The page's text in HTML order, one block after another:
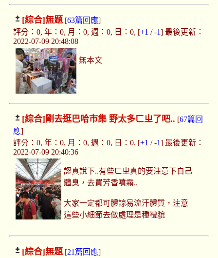
[綜合]無題[63篇回應]
評分：0, 年：0, 月：0, 週：0, 日：0, [+1 /-1] 最後更新：
2022-07-09 20:48:08
無本文
[綜合] 剛去逛巴哈市集 野太多ㄈㄓ了吧.. [67篇回
應]
評分：0, 年：0, 月：0, 週：0, 日：0, [+1 /-1] 最後更新：
2022-07-09 20:40:36
認真說下..有些ㄈㄓ真的要注意下自己
體臭，去買芳香噴霧..
大家一定都可體諒易流汗體質，注意
這些小細節去做處理是種禮貌
[綜合]無題[21篇回應]